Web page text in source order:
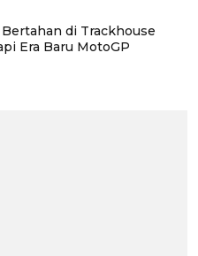
di Trackhouse
Era Baru MotoGP